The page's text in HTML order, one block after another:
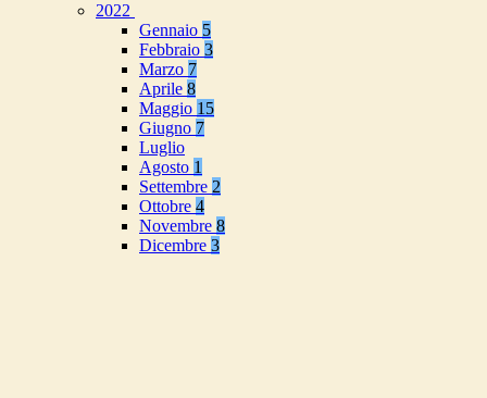
2022
Gennaio 5
Febbraio 3
Marzo 7
Aprile 8
Maggio 15
Giugno 7
Luglio
Agosto 1
Settembre 2
Ottobre 4
Novembre 8
Dicembre 3